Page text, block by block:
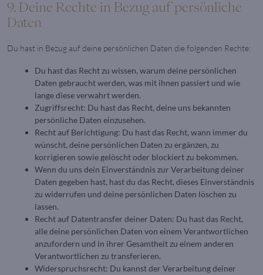
9. Deine Rechte in Bezug auf persönliche
Daten
Du hast in Bezug auf deine persönlichen Daten die folgenden Rechte:
Du hast das Recht zu wissen, warum deine persönlichen
Daten gebraucht werden, was mit ihnen passiert und wie
lange diese verwahrt werden.
Zugriffsrecht: Du hast das Recht, deine uns bekannten
persönliche Daten einzusehen.
Recht auf Berichtigung: Du hast das Recht, wann immer du
wünscht, deine persönlichen Daten zu ergänzen, zu
korrigieren sowie gelöscht oder blockiert zu bekommen.
Wenn du uns dein Einverständnis zur Verarbeitung deiner
Daten gegeben hast, hast du das Recht, dieses Einverständnis
zu widerrufen und deine persönlichen Daten löschen zu
lassen.
Recht auf Datentransfer deiner Daten: Du hast das Recht,
alle deine persönlichen Daten von einem Verantwortlichen
anzufordern und in ihrer Gesamtheit zu einem anderen
Verantwortlichen zu transferieren.
Widerspruchsrecht: Du kannst der Verarbeitung deiner